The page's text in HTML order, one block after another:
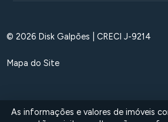
© 2026 Disk Galpões | CRECI J-9214
Mapa do Site
As informações e valores de imóveis